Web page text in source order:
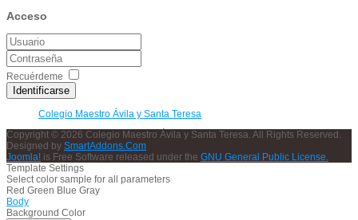
Acceso
Recuérdeme
Identificarse
Colegio Maestro Ávila y Santa Teresa
Copyright © 2026 Colegio Maestro Ávila y Santa Teresa. All Rights Reserved.
Designed by SmartAddons.Com
Joomla! is Free Software released under the GNU General Public License.
Template Settings
Select color sample for all parameters
Red Green Blue Gray
Body
Background Color